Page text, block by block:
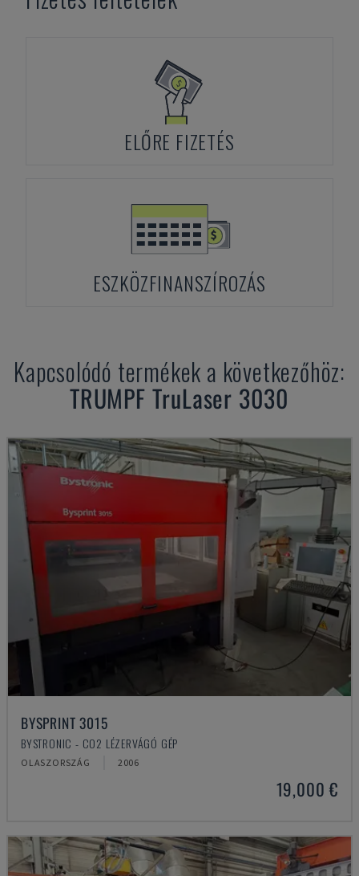
ELŐRE FIZETÉS
ESZKÖZFINANSZÍROZÁS
Kapcsolódó termékek a következőhöz:
TRUMPF TruLaser 3030
BYSPRINT 3015
BYSTRONIC - CO2 LÉZERVÁGÓ GÉP
OLASZORSZÁG 2006
19,000 €